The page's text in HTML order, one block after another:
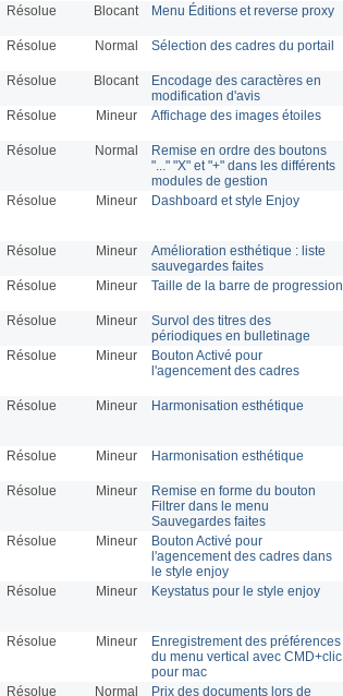
Résolue Blocant Menu Éditions et reverse proxy
Résolue Normal Sélection des cadres du portail
Résolue Blocant
Encodage des caractères en
modification d'avis
Résolue Mineur Affichage des images étoiles
Résolue Normal
Remise en ordre des boutons
"..." "X" et "+" dans les différents
modules de gestion
Résolue Mineur Dashboard et style Enjoy
Résolue Mineur
Amélioration esthétique : liste
sauvegardes faites
Résolue Mineur Taille de la barre de progression
Résolue Mineur
Survol des titres des
périodiques en bulletinage
Résolue Mineur
Bouton Activé pour
l'agencement des cadres
Résolue Mineur Harmonisation esthétique
Résolue Mineur Harmonisation esthétique
Résolue Mineur
Remise en forme du bouton
Filtrer dans le menu
Sauvegardes faites
Résolue Mineur
Bouton Activé pour
l'agencement des cadres dans
le style enjoy
Résolue Mineur Keystatus pour le style enjoy
Résolue Mineur
Enregistrement des préférences
du menu vertical avec CMD+clic
pour mac
Résolue Normal Prix des documents lors de